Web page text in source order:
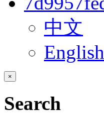
中文
English
×
Search